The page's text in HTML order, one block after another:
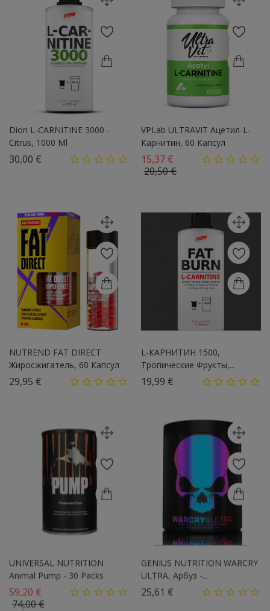
Dion L-CARNITINE 3000 -
Citrus, 1000 Ml
30,00 €
VPLab ULTRAVIT Ацетил-L-
Карнитин, 60 Капсул
15,37 € Базовая цена
20,50 €Цена
NUTREND FAT DIRECT
Жиросжигатель, 60 Капсул
29,95 €
L-КАРНИТИН 1500,
Тропические Фрукты,...
19,99 €
UNIVERSAL NUTRITION
Animal Pump - 30 Packs
59,20 € Базовая цена
74,00 €Цена
GENIUS NUTRITION WARCRY
ULTRA, Арбуз -...
25,61 €